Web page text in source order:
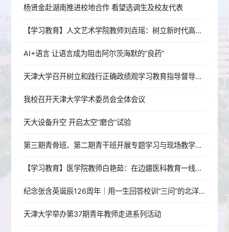
杨贤金赴湖南推进校地合作 看望选调生及校友代表
【学习教育】人文艺术学院教师刘垚瑶：树立新时代高校党员教师的正确政绩观
AI+语言 让语言成为阻击阿尔茨海默的“良药”
天津大学召开树立和践行正确政绩观学习教育指导督导工作推进会
我校召开天津大学学术委员会全体会议
天大设备升空 开启太空“磨合”试验
第三期青骨班、第二期青干班开展专题学习与现场教学活动
【学习教育】医学院教师白艳茹：在边疆医科教育一线践行育人初心
纪念张含英诞辰126周年｜用一生回答校训“三问”的北洋老校长
天津大学举办第37期青年教师走进系列活动